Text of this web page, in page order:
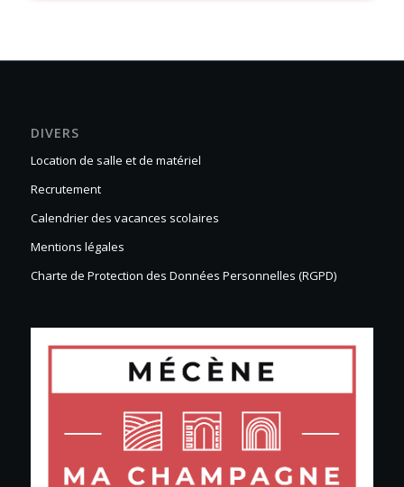
DIVERS
Location de salle et de matériel
Recrutement
Calendrier des vacances scolaires
Mentions légales
Charte de Protection des Données Personnelles (RGPD)